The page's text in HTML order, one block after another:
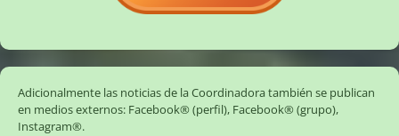
Adicionalmente las noticias de la Coordinadora también se publican
en medios externos: Facebook® (perfil), Facebook® (grupo),
Instagram®.